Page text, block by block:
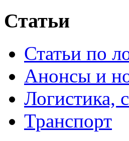
Статьи
Статьи по
Анонсы и
Логистика,
Транспорт